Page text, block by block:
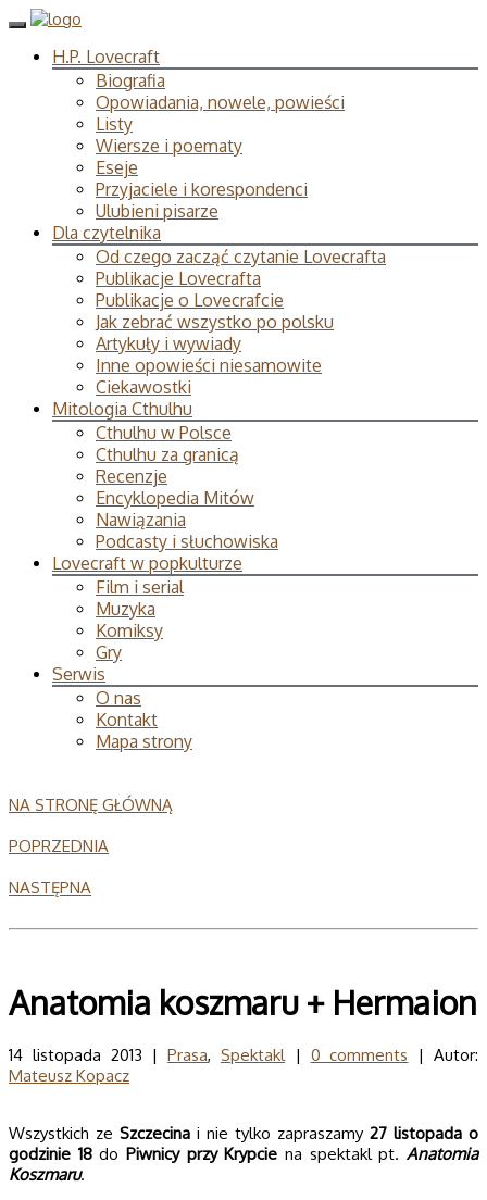
H.P. Lovecraft
Biografia
Opowiadania, nowele, powieści
Listy
Wiersze i poematy
Eseje
Przyjaciele i korespondenci
Ulubieni pisarze
Dla czytelnika
Od czego zacząć czytanie Lovecrafta
Publikacje Lovecrafta
Publikacje o Lovecrafcie
Jak zebrać wszystko po polsku
Artykuły i wywiady
Inne opowieści niesamowite
Ciekawostki
Mitologia Cthulhu
Cthulhu w Polsce
Cthulhu za granicą
Recenzje
Encyklopedia Mitów
Nawiązania
Podcasty i słuchowiska
Lovecraft w popkulturze
Film i serial
Muzyka
Komiksy
Gry
Serwis
O nas
Kontakt
Mapa strony
NA STRONĘ GŁÓWNĄ
POPRZEDNIA
NASTĘPNA
Anatomia koszmaru + Hermaion
14 listopada 2013 |Prasa,Spektakl| 0 comments | Autor:
Mateusz Kopacz
Wszystkich ze Szczecina i nie tylko zapraszamy 27 listopada o
godzinie 18do Piwnicy przy Krypcie na spektakl pt.Anatomia
Koszmaru.